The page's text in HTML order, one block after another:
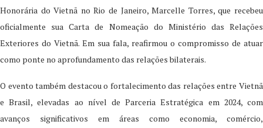
Honorária do Vietnã no Rio de Janeiro, Marcelle Torres, que recebeu
oficialmente sua Carta de Nomeação do Ministério das Relações
Exteriores do Vietnã. Em sua fala, reafirmou o compromisso de atuar
como ponte no aprofundamento das relações bilaterais.
O evento também destacou o fortalecimento das relações entre Vietnã
e Brasil, elevadas ao nível de Parceria Estratégica em 2024, com
avanços significativos em áreas como economia, comércio,